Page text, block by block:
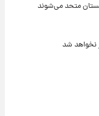
متحد می‌شوند
نخواهد شد